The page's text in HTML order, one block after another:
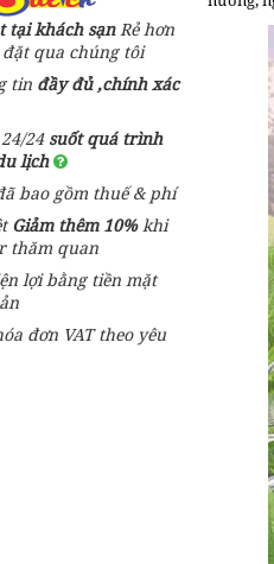
tại khách sạnRẻ hơn
qua chúng tôi
tin đầy đủ ,chính xác
24 suốt quá trình
lịch
bao gồm thuế & phí
Giảm thêm 10%khi
thăm quan
lợi bằng tiền mặt
đơn VAT theo yêu